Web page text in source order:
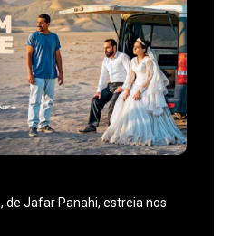
de Jafar Panahi, estreia nos